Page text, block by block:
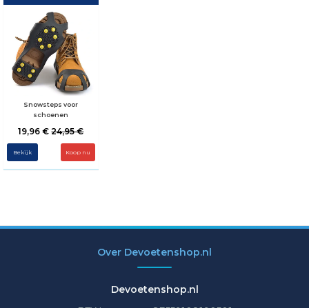
Snowsteps voor
schoenen
19,96 €24,95 €
Bekijk Koop nu
Over Devoetenshop.nl
Devoetenshop.nl